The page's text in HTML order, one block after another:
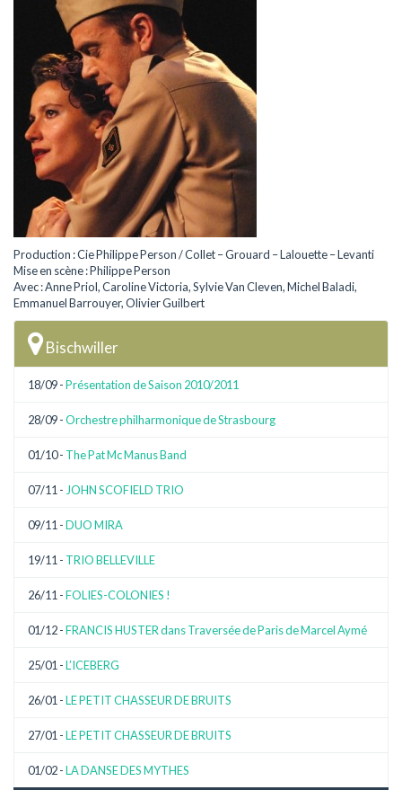
Production : Cie Philippe Person / Collet – Grouard – Lalouette – Levanti
Mise en scène : Philippe Person
Avec : Anne Priol, Caroline Victoria, Sylvie Van Cleven, Michel Baladi,
Emmanuel Barrouyer, Olivier Guilbert
Bischwiller
18/09 -Présentation de Saison 2010/2011
28/09 -Orchestre philharmonique de Strasbourg
01/10 - The Pat Mc Manus Band
07/11 - JOHN SCOFIELD TRIO
09/11 -DUO MIRA
19/11 - TRIO BELLEVILLE
26/11 -FOLIES-COLONIES !
01/12 -FRANCIS HUSTER dans Traversée de Paris de Marcel Aymé
25/01 -L’ICEBERG
26/01 -LE PETIT CHASSEUR DE BRUITS
27/01 -LE PETIT CHASSEUR DE BRUITS
01/02 -LA DANSE DES MYTHES